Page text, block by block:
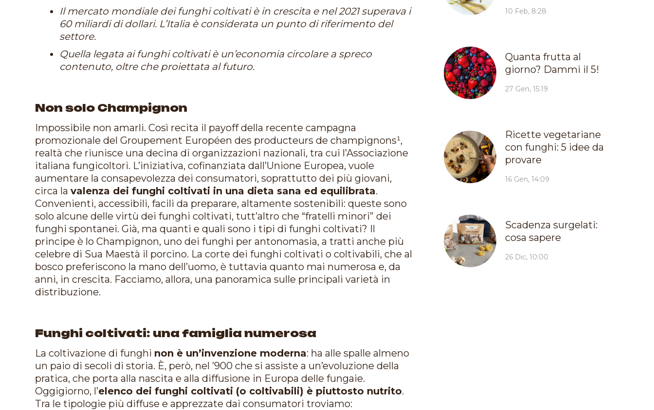
Il mercato mondiale dei funghi coltivati è in crescita e nel 2021 superava i
60 miliardi di dollari. L’Italia è considerata un punto di riferimento del
settore.
Quella legata ai funghi coltivati è un’economia circolare a spreco
contenuto, oltre che proiettata al futuro.
Non solo Champignon
Impossibile non amarli. Così recita il payoff della recente campagna
promozionale del Groupement Européen des producteurs de champignons¹,
realtà che riunisce una decina di organizzazioni nazionali, tra cui l’Associazione
italiana fungicoltori. L’iniziativa, cofinanziata dall’Unione Europea, vuole
aumentare la consapevolezza dei consumatori, soprattutto dei più giovani,
circa la valenza dei funghi coltivati in una dieta sana ed equilibrata.
Convenienti, accessibili, facili da preparare, altamente sostenibili: queste sono
solo alcune delle virtù dei funghi coltivati, tutt’altro che “fratelli minori” dei
funghi spontanei. Già, ma quanti e quali sono i tipi di funghi coltivati? Il
principe è lo Champignon, uno dei funghi per antonomasia, a tratti anche più
celebre di Sua Maestà il porcino. La corte dei funghi coltivati o coltivabili, che al
bosco preferiscono la mano dell’uomo, è tuttavia quanto mai numerosa e, da
anni, in crescita. Facciamo, allora, una panoramica sulle principali varietà in
distribuzione.
Funghi coltivati: una famiglia numerosa
La coltivazione di funghi non è un’invenzione moderna: ha alle spalle almeno
un paio di secoli di storia. È, però, nel ’900 che si assiste a un’evoluzione della
pratica, che porta alla nascita e alla diffusione in Europa delle fungaie.
Oggigiorno, l’elenco dei funghi coltivati (o coltivabili) è piuttosto nutrito.
Tra le tipologie più diffuse e apprezzate dai consumatori troviamo:
10 Feb, 8:28
Quanta frutta al
giorno? Dammi il 5!
27 Gen, 15:19
Ricette vegetariane
con funghi: 5 idee da
provare
16 Gen, 14:09
Scadenza surgelati:
cosa sapere
26 Dic, 10:00